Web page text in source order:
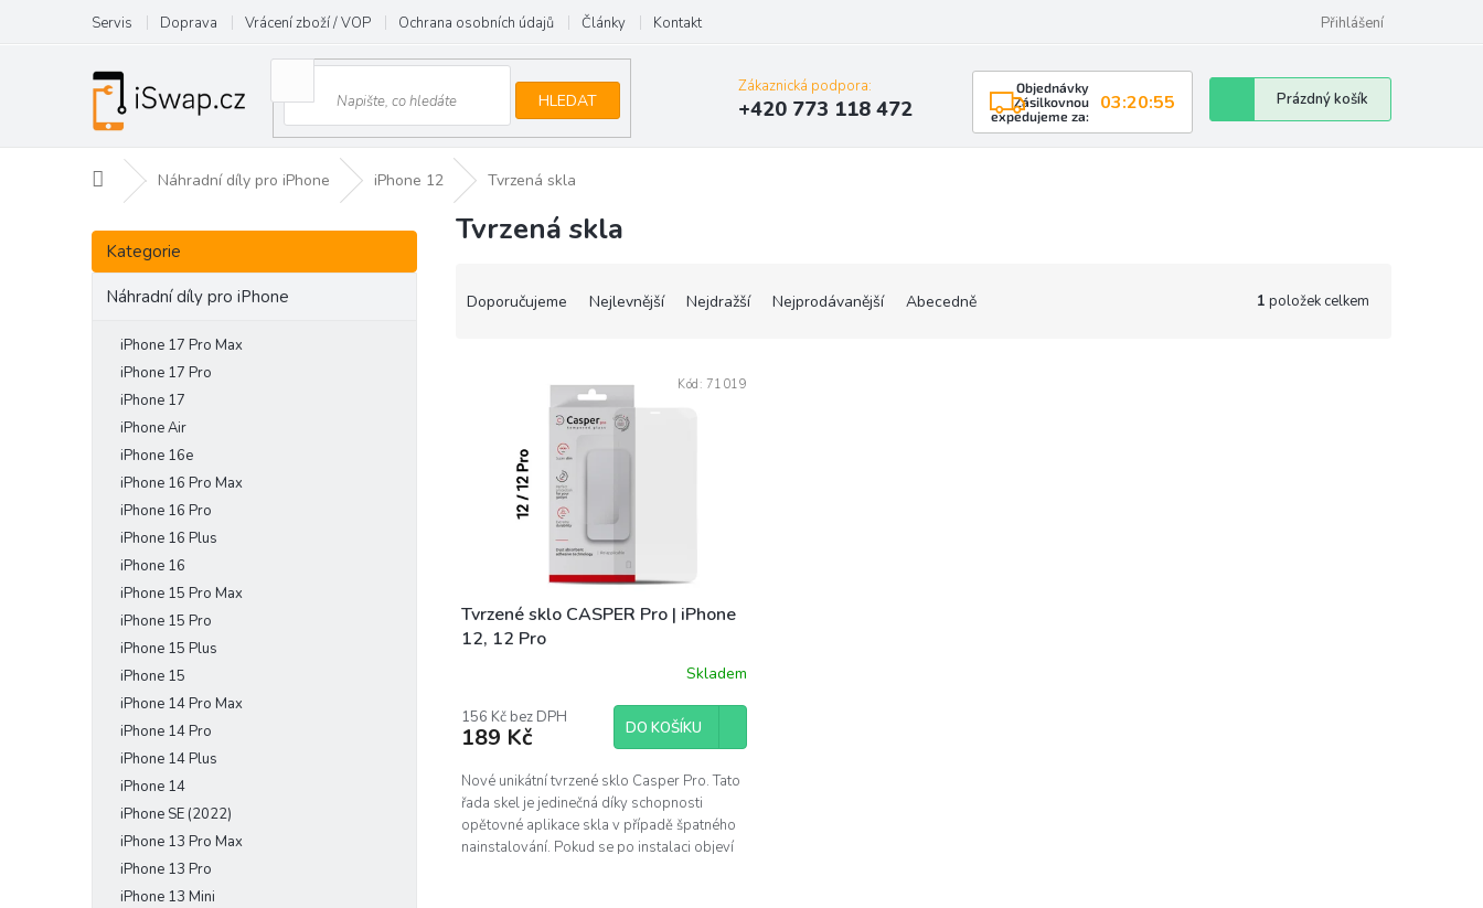
obsah
Servis Doprava Vrácení zboží / VOP Ochrana osobních údajů Články Kontakt Přihlášení
HLEDAT
Zákaznická podpora:
+420 773 118 472
Objednávky
Zásilkovnou
expedujeme za:
03:20:54
Nákupní
košík
Prázdný košík
Domů Náhradní díly pro iPhone iPhone 12 Tvrzená skla
P
s
Přeskočit
kategorie
Kategorie
Náhradní díly pro iPhone
iPhone 17 Pro Max
iPhone 17 Pro
iPhone 17
iPhone Air
iPhone 16e
iPhone 16 Pro Max
iPhone 16 Pro
iPhone 16 Plus
iPhone 16
iPhone 15 Pro Max
iPhone 15 Pro
iPhone 15 Plus
iPhone 15
iPhone 14 Pro Max
iPhone 14 Pro
iPhone 14 Plus
iPhone 14
iPhone SE (2022)
iPhone 13 Pro Max
iPhone 13 Pro
iPhone 13 Mini
Tvrzená skla
Doporučujeme Nejlevnější Nejdražší Nejprodávanější Abecedně 1 položek celkem
k
t
Tvrzené sklo CASPER Pro | iPhone
12, 12 Pro
Skladem
156 Kč bez DPH
189 Kč DO KOŠÍKU
Nové unikátní tvrzené sklo Casper Pro. Tato
řada skel je jedinečná díky schopnosti
opětovné aplikace skla v případě špatného
nainstalování. Pokud se po instalaci objeví
Kód: 71019